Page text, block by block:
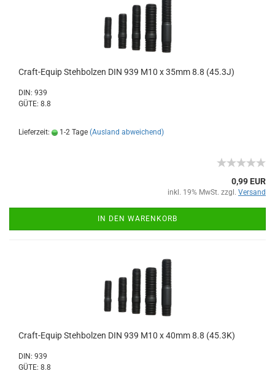
Craft-Equip Stehbolzen DIN 939 M10 x 35mm 8.8 (45.3J)
DIN: 939
GÜTE: 8.8
Lieferzeit: 1-2 Tage (Ausland abweichend)
0,99 EUR
inkl. 19% MwSt. zzgl. Versand
IN DEN WARENKORB
Craft-Equip Stehbolzen DIN 939 M10 x 40mm 8.8 (45.3K)
DIN: 939
GÜTE: 8.8